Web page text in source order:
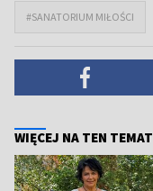
#SANATORIUM MIŁOŚCI
WIĘCEJ NA TEN TEMAT